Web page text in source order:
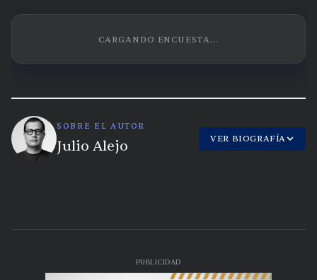
CARGANDO ENCUESTA...
SOBRE EL AUTOR
Julio Alejo VER BIOGRAFÍA
PUBLICIDAD